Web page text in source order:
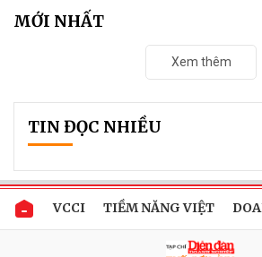
2031) đánh dấu giai đoạn phát triển mới
2021-2026 mà còn xác lập...